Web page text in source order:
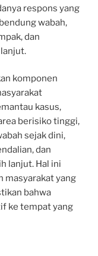
respons yang
wabah,
dan
komponen
kasus,
berisiko tinggi,
sejak dini,
dan
lanjut. Hal ini
masyarakat yang
bahwa
ke tempat yang